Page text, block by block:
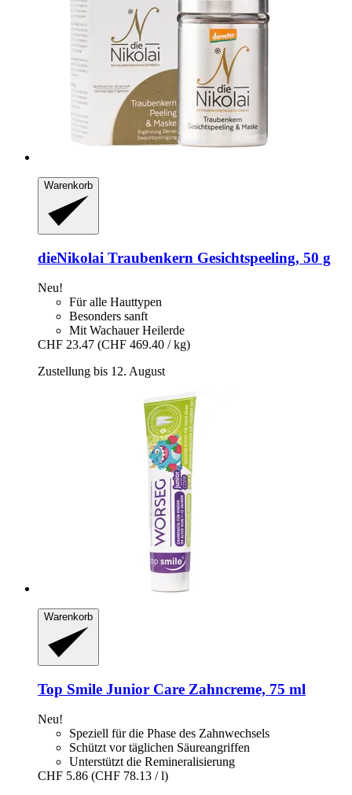
Warenkorb
dieNikolai Traubenkern Gesichtspeeling, 50 g
Neu!
Für alle Hauttypen
Besonders sanft
Mit Wachauer Heilerde
CHF 23.47 (CHF 469.40 / kg)
Zustellung bis 12. August
Warenkorb
Top Smile Junior Care Zahncreme, 75 ml
Neu!
Speziell für die Phase des Zahnwechsels
Schützt vor täglichen Säureangriffen
Unterstützt die Remineralisierung
CHF 5.86 (CHF 78.13 / l)